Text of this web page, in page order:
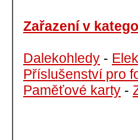
Zařazení v
Dalekohledy -
Příslušenství pro
Paměťové karty -